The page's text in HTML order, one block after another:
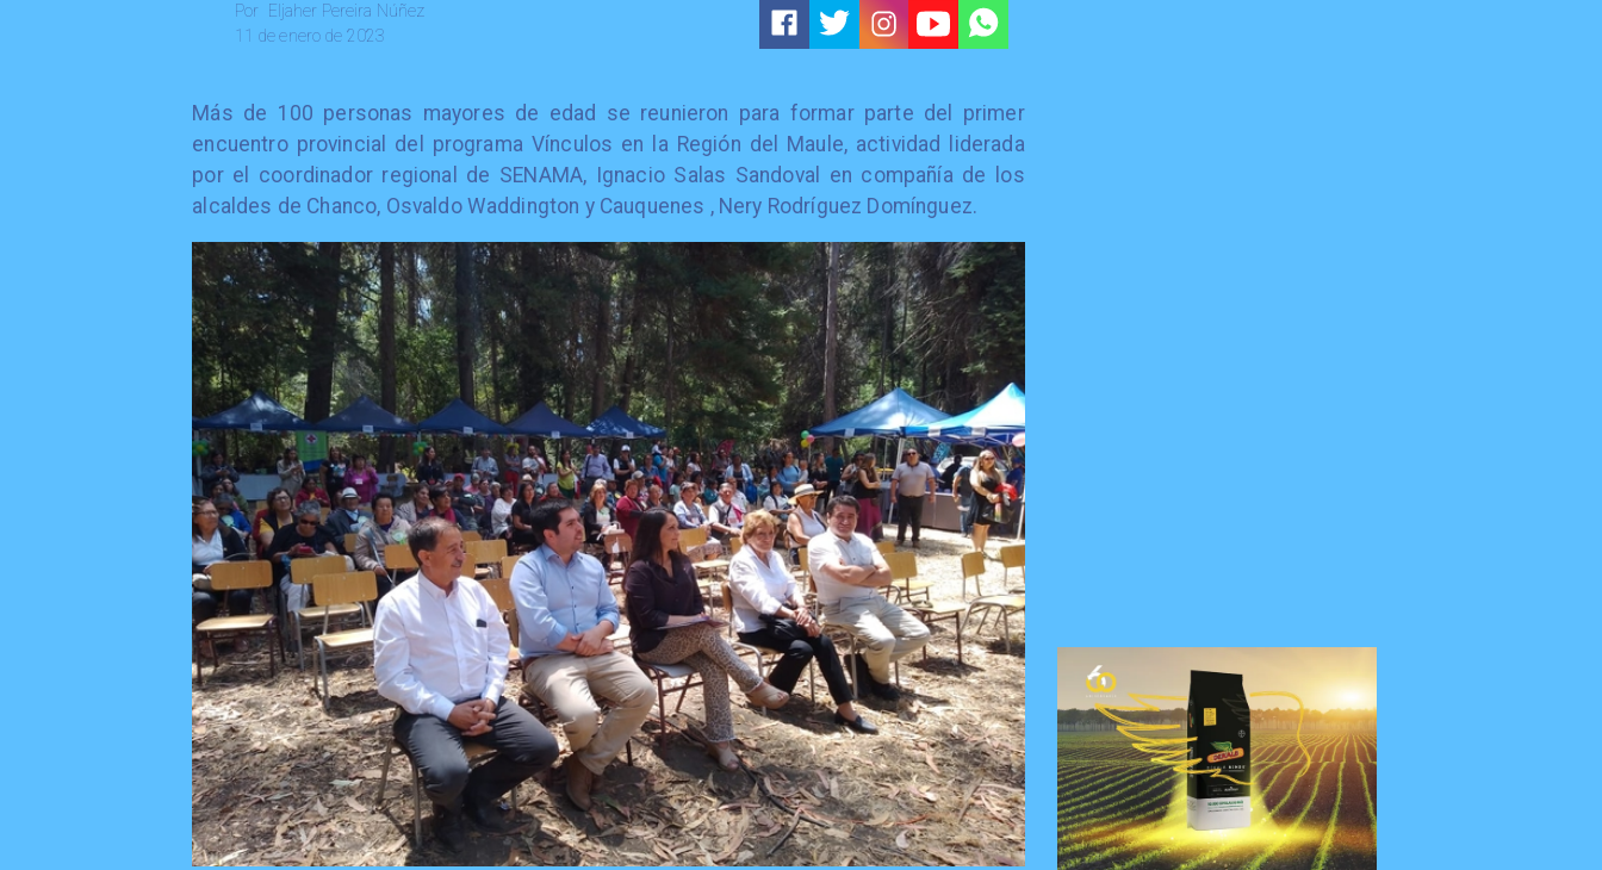
Eljaher Pereira Núñez
Por
11 de enero de 2023
Más de 100 personas mayores de edad se reunieron para formar parte del primer
encuentro provincial del programa Vínculos en la Región del Maule, actividad liderada
por el coordinador regional de SENAMA, Ignacio Salas Sandoval en compañía de los
alcaldes de Chanco, Osvaldo Waddington y Cauquenes , Nery Rodríguez Domínguez.